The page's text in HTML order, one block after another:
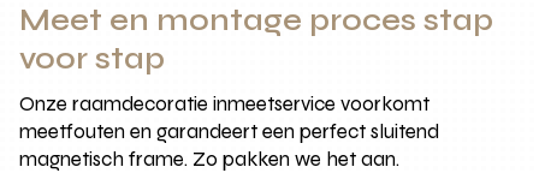
Meet en montage proces stap
voor stap
Onze raamdecoratie inmeetservice voorkomt
meetfouten en garandeert een perfect sluitend
magnetisch frame. Zo pakken we het aan.